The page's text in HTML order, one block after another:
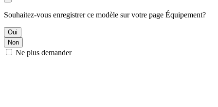
Souhaitez-vous enregistrer ce modèle sur votre page Équipement?
Oui
Non
Ne plus demander